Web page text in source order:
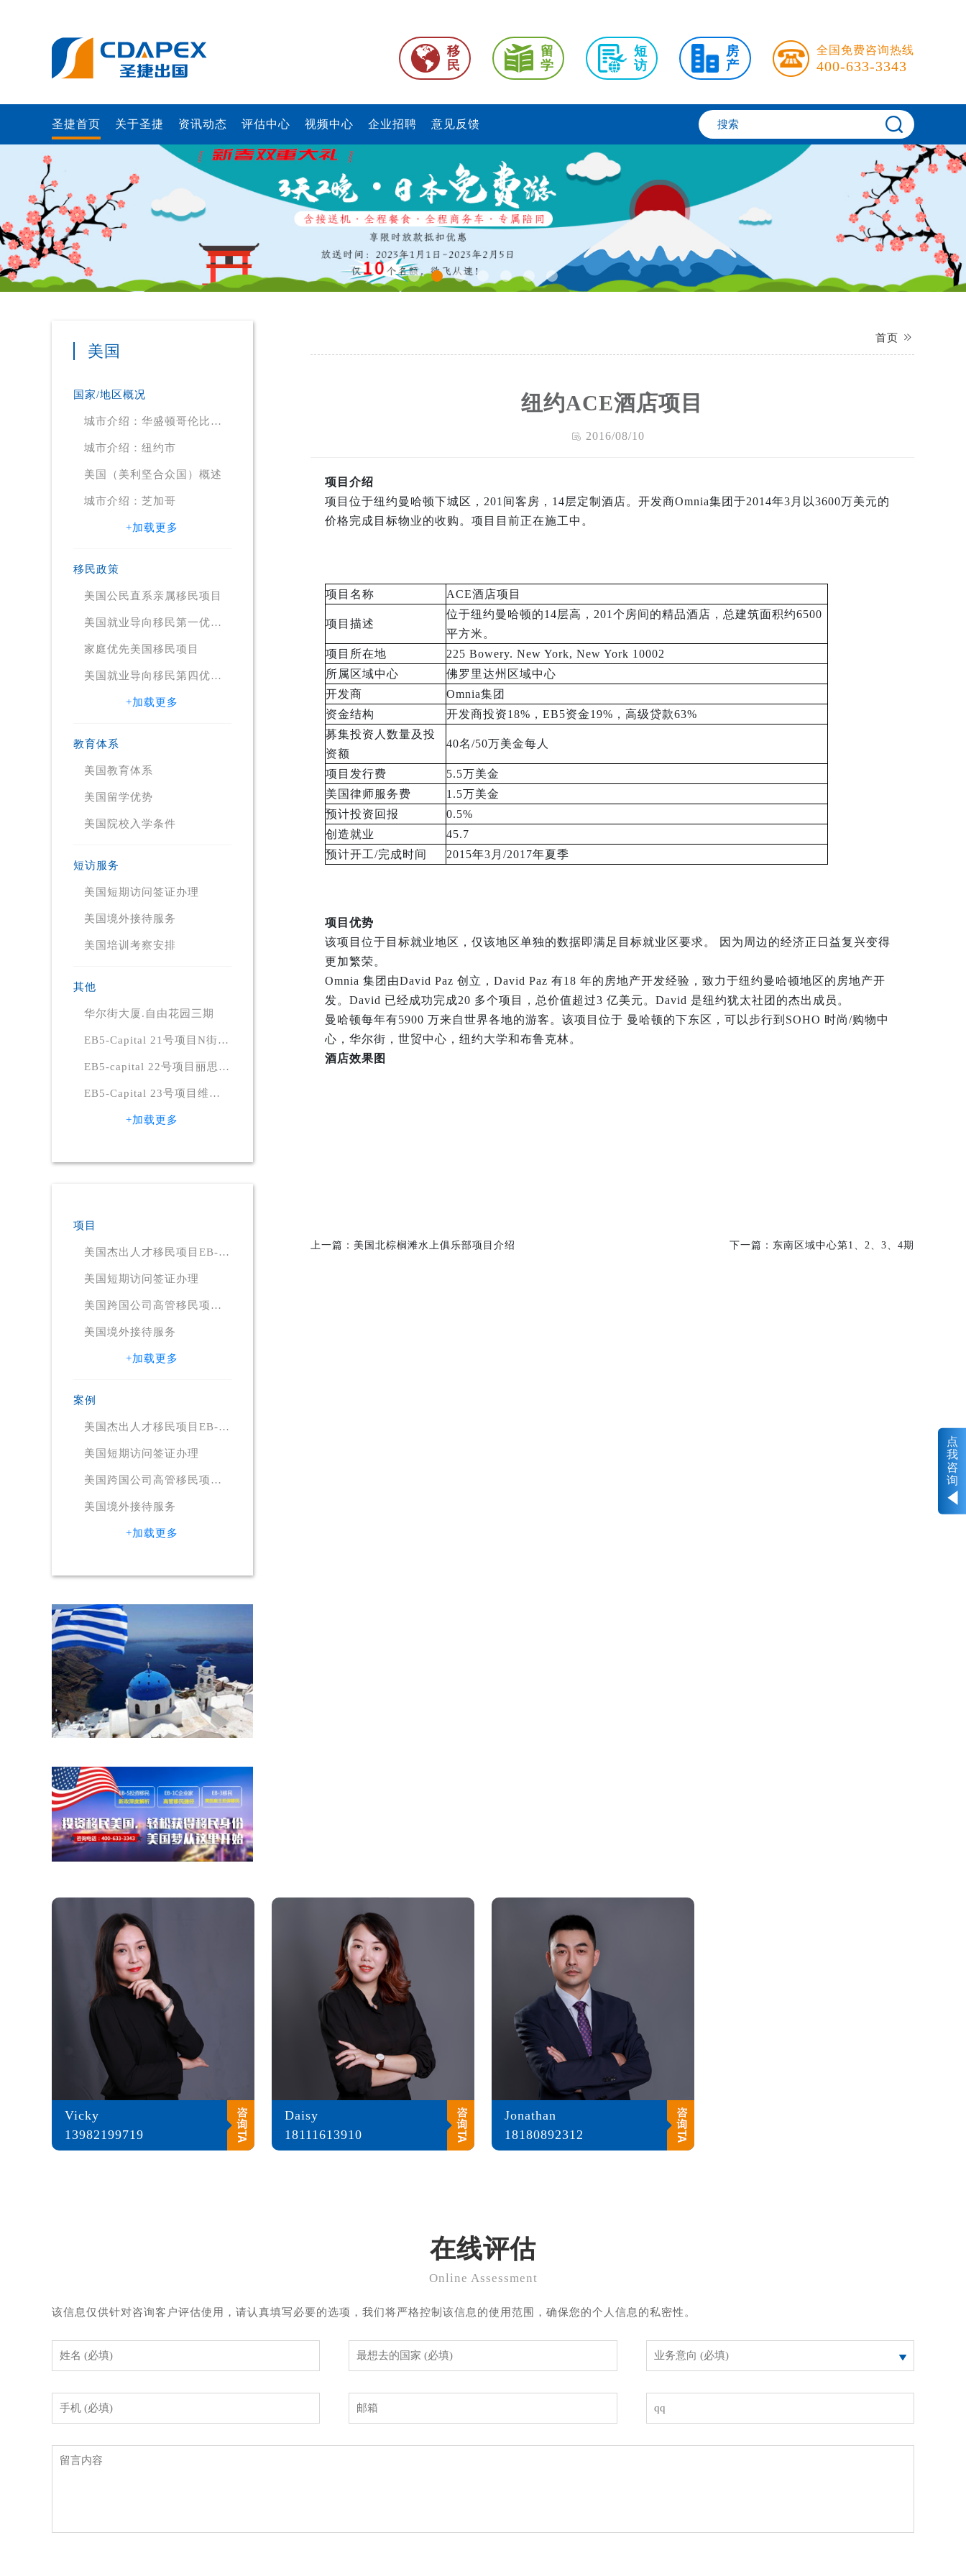
移
民
留
学
短
访
房
产
全国免费咨询热线
400-633-3343
圣捷首页 关于圣捷 资讯动态 评估中心 视频中心 企业招聘 意见反馈
美国
国家/地区概况
城市介绍：华盛顿哥伦比亚
城市介绍：纽约市
美国（美利坚合众国）概述
城市介绍：芝加哥
+加载更多
移民政策
美国公民直系亲属移民项目
美国就业导向移民第一优先
家庭优先美国移民项目
美国就业导向移民第四优先
Based Immigration: Fourth
+加载更多
教育体系
美国教育体系
美国留学优势
美国院校入学条件
短访服务
美国短期访问签证办理
美国境外接待服务
美国培训考察安排
其他
华尔街大厦.自由花园三期
EB5-Capital 21号项目N街
EB5-capital 22号项目丽思卡
EB5-Capital 23号项目维珍
+加载更多
项目
美国杰出人才移民项目EB-
美国短期访问签证办理
美国跨国公司高管移民项目
美国境外接待服务
+加载更多
案例
美国杰出人才移民项目EB-
美国短期访问签证办理
美国跨国公司高管移民项目
美国境外接待服务
+加载更多
首页
纽约ACE酒店项目
2016/08/10
项目介绍
项目位于纽约曼哈顿下城区，201间客房，14层定制酒店。开发商Omnia集团于2014年3月以3600万美元的
价格完成目标物业的收购。项目目前正在施工中。
项目名称 ACE酒店项目
项目描述
位于纽约曼哈顿的14层高， 201 个房间的精品酒店，总建筑面积约6500
平方米。
项目所在地
225 Bowery. New York, New York 10002
所属区域中心
佛罗里达州区域中心
开发商
Omnia集团
资金结构
开发商投资18% ， EB5资金19% ，高级贷款63%
募集投资人数量及投
资额
40名/50万美金每人
项目发行费
5.5万美金
美国律师服务费
1.5万美金
预计投资回报
0.5%
创造就业
45.7
预计开工/完成时间 2015年3 月 /2017年夏季
项目优势
该项目位于目标就业地区，仅该地区单独的数据即满足目标就业区要求。 因为周边的经济正日益复兴变得
更加繁荣。
Omnia 集团由David Paz 创立，David Paz 有18 年的房地产开发经验，致力于纽约曼哈顿地区的房地产开
发。David 已经成功完成20 多个项目，总价值超过3 亿美元。David 是纽约犹太社团的杰出成员。
曼哈顿每年有5900 万来自世界各地的游客。该项目位于 曼哈顿的下东区，可以步行到SOHO 时尚/购物中
心，华尔街，世贸中心，纽约大学和布鲁克林。
酒店效果图
上一篇： 美国北棕榈滩水上俱乐部项目介绍 下一篇： 东南区域中心第1、2、3、4期
Vicky
13982199719
Daisy
18111613910
Jonathan
18180892312
在线评估
Online Assessment
该信息仅供针对咨询客户评估使用，请认真填写必要的选项，我们将严格控制该信息的使用范围，确保您的个人信息的私密性。
点
我
咨
询